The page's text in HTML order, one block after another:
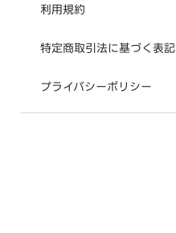
利用規約
特定商取引法に基づく表記
プライバシーポリシー